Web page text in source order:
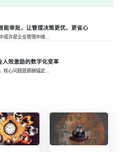
能审批，让管理决策更优、更省心
或许是企业管理中微
人效激励的数字化变革
核心问题是薪酬锚定...